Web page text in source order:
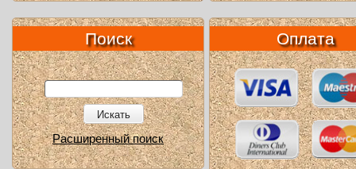
Поиск
Искать
Расширенный поиск
Оплата